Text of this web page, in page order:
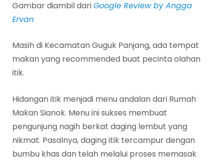
Gambar diambil dariGoogle Review by Angga
Ervan
Masih di Kecamatan Guguk Panjang, ada tempat
makan yang recommended buat pecinta olahan
itik.
Hidangan itik menjadi menu andalan dari Rumah
Makan Sianok. Menu ini sukses membuat
pengunjung nagih berkat daging lembut yang
nikmat. Pasalnya, daging itik tercampur dengan
bumbu khas dan telah melalui proses memasak